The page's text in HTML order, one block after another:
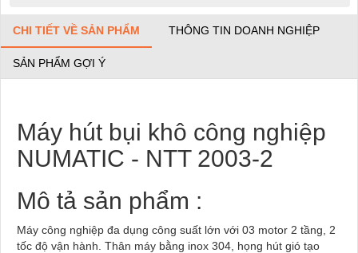
CHI TIẾT VỀ SẢN PHẨM THÔNG TIN DOANH NGHIỆP
SẢN PHẨM GỢI Ý
Máy hút bụi khô công nghiệp
NUMATIC - NTT 2003-2
Mô tả sản phẩm :
Máy công nghiệp đa dụng công suất lớn với 03 motor 2 tầng, 2
tốc độ vận hành. Thân máy bằng inox 304, họng hút gió tạo